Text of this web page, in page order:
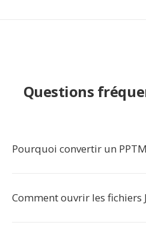
Questions
Pourquoi convertir un PPTM
Comment ouvrir les fichiers